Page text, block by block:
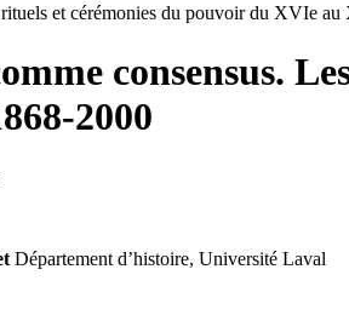
et cérémonies du pouvoir du XVIe
consensus.
2000
Département d’histoire, Université Laval